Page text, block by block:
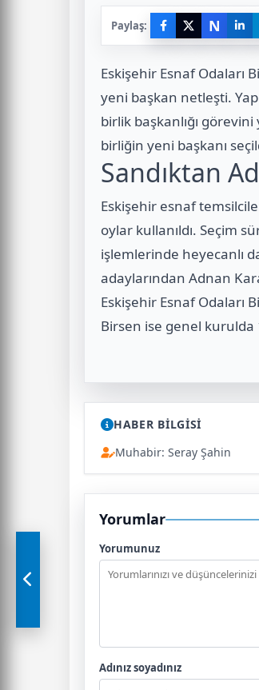
Paylaş: N
Eskişehir Esnaf Odaları
yeni başkan netleşti.
birlik başkanlığı
birliğin yeni başkanı
Sandıktan
Eskişehir esnaf
oylar kullanıldı. Seçim
işlemlerinde heyecanlı
adaylarından Adnan
Eskişehir Esnaf Odaları
Birsen ise genel kurulda
HABER BİLGİSİ
Muhabir: Seray Şahin
Yorumlar
Yorumunuz
Adınız soyadınız